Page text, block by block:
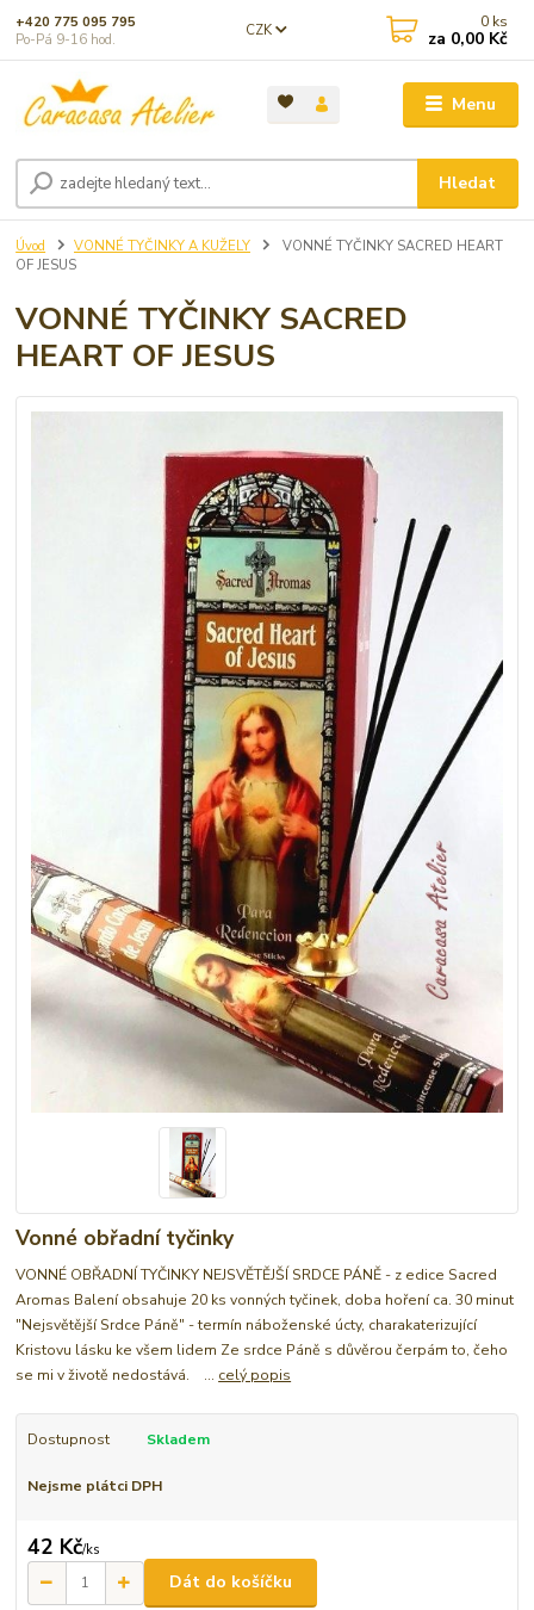
Menu
CZK
Hledat
+420 775 095 795
Po-Pá 9-16 hod.
0 ks
za 0,00 Kč
Úvod VONNÉ TYČINKY A KUŽELY
VONNÉ TYČINKY SACRED HEART
OF JESUS
VONNÉ TYČINKY SACRED
HEART OF JESUS
Vonné obřadní tyčinky
VONNÉ OBŘADNÍ TYČINKY NEJSVĚTĚJŠÍ SRDCE PÁNĚ - z edice Sacred
Aromas Balení obsahuje 20 ks vonných tyčinek, doba hoření ca. 30 minut
"Nejsvětější Srdce Páně" - termín náboženské úcty, charakaterizující
Kristovu lásku ke všem lidem Ze srdce Páně s důvěrou čerpám to, čeho
se mi v životě nedostává. ... celý popis
Dostupnost Skladem
Nejsme plátci DPH
42 Kč/ks
Dát do košíčku